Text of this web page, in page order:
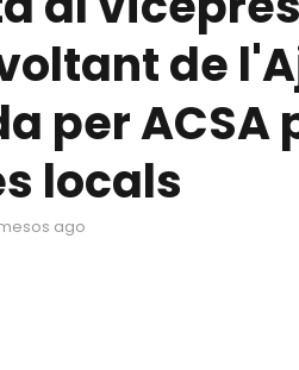
de
per ACSA
locals
ago